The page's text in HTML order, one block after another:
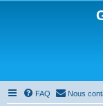
FAQ Nous